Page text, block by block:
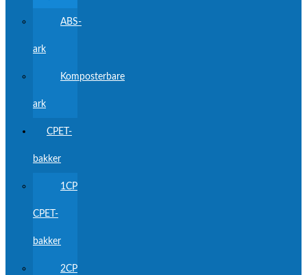
ABS-
ark
Komposterbare
ark
CPET-
bakker
1CP
CPET-
bakker
2CP